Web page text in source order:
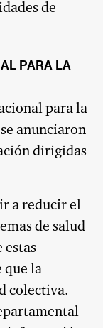
de
PARA LA
para la
anunciaron
dirigidas
a reducir el
de salud
que la
colectiva.